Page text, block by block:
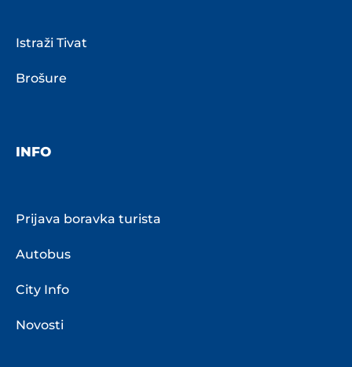
Istraži Tivat
Brošure
INFO
Prijava boravka turista
Autobus
City Info
Novosti